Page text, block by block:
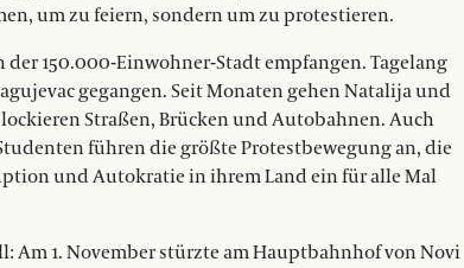
um zu feiern, sondern um zu protestieren.
150.000-Einwohner-Stadt empfangen. Tagelang
gegangen. Seit Monaten gehen Natalija und
Straßen, Brücken und Autobahnen. Auch
führen die größte Protestbewegung an, die
und Autokratie in ihrem Land ein für alle Mal
Am 1. November stürzte am Hauptbahnhof von Novi